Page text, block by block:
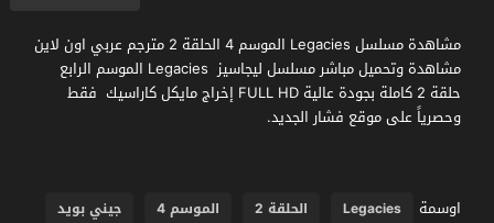
مشاهدة مسلسل Legacies الموسم 4 الحلقة 2 مترجم عربي اون لاين
مشاهدة وتحميل مباشر مسلسل ليجاسيز Legacies الموسم الرابع
حلقة 2 كاملة بجودة عالية FULL HD إخراج مايكل كاراسيك فقط
وحصرياً على موقع فشار الجديد.
اوسمة Legacies الحلقة 2 الموسم 4
جيني بويد